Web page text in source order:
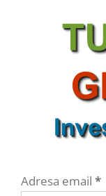
Adresa email *